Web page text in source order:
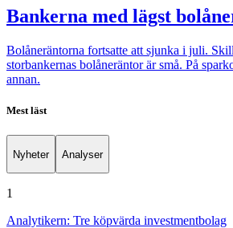
Bankerna med lägst
Bolåneräntorna fortsatte att sjunka i juli.
storbankernas bolåneräntor är små. På
annan.
Mest läst
Nyheter Analyser
1
Analytikern: Tre köpvärda investmentbolag